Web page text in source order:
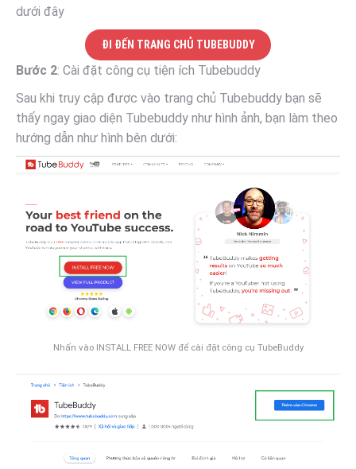
dưới đây
ĐI ĐẾN TRANG CHỦ TUBEBUDDY
Bước 2: Cài đặt công cụ tiện ích Tubebuddy
Sau khi truy cập được vào trang chủ Tubebuddy bạn sẽ
thấy ngay giao diện Tubebuddy như hình ảnh, bạn làm theo
hướng dẫn như hình bên dưới:
Nhấn vào INSTALL FREE NOW để cài đặt công cụ TubeBuddy